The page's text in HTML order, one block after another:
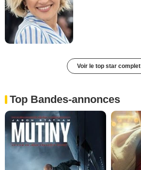
Voir le top star complet
Top Bandes-annonces